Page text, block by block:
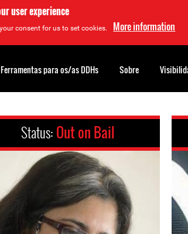
user experience
consent for us to set cookies. More information
Status: Out on Bail
Ferramentas para os/as DDHs Sobre